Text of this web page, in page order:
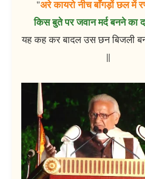
"अरे कायरो नीच बाँगड़ों छल में
किस बुते पर जवान मर्द बनने का
यह कह कर बादल उस छन बिजली
||